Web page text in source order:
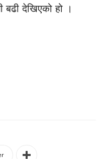
बढी देखिएको हो ।